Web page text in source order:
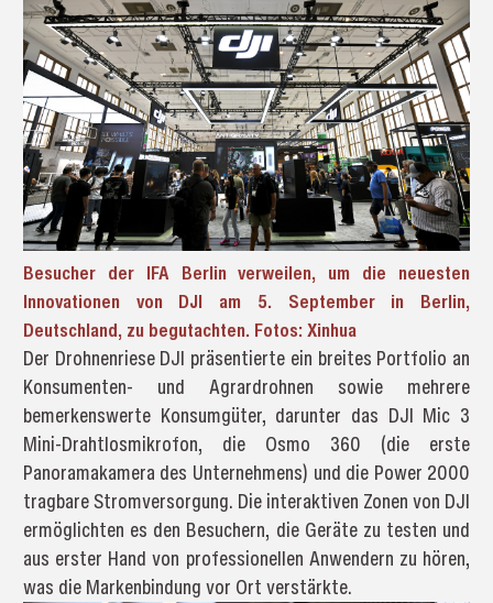
Besucher der IFA Berlin verweilen, um die neuesten
Innovationen von DJI am 5. September in Berlin,
Deutschland, zu begutachten. Fotos: Xinhua
Der Drohnenriese DJI präsentierte ein breites Portfolio an
Konsumenten- und Agrardrohnen sowie mehrere
bemerkenswerte Konsumgüter, darunter das DJI Mic 3
Mini-Drahtlosmikrofon, die Osmo 360 (die erste
Panoramakamera des Unternehmens) und die Power 2000
tragbare Stromversorgung. Die interaktiven Zonen von DJI
ermöglichten es den Besuchern, die Geräte zu testen und
aus erster Hand von professionellen Anwendern zu hören,
was die Markenbindung vor Ort verstärkte.